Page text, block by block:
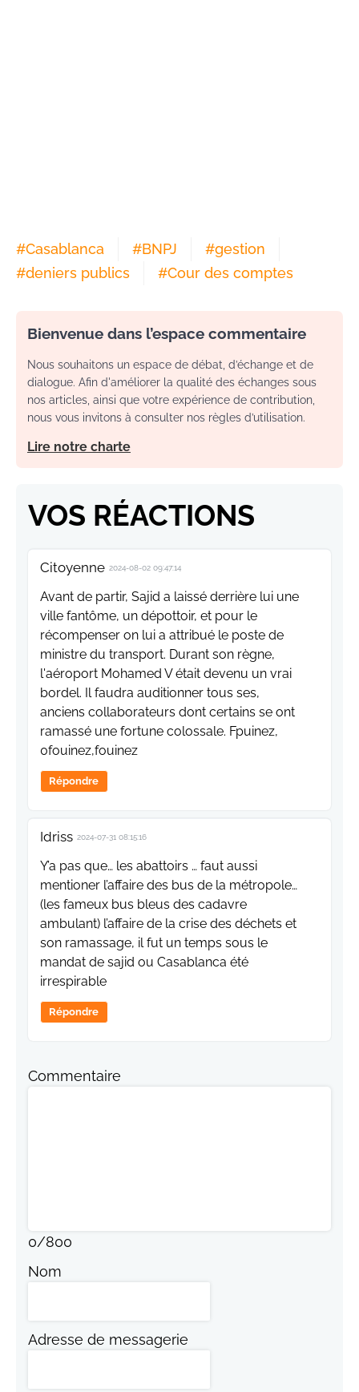
#Casablanca #BNPJ #gestion
#deniers publics #Cour des comptes
Bienvenue dans l’espace commentaire
Nous souhaitons un espace de débat, d’échange et de
dialogue. Afin d'améliorer la qualité des échanges sous
nos articles, ainsi que votre expérience de contribution,
nous vous invitons à consulter nos règles d’utilisation.
Lire notre charte
VOS RÉACTIONS
Citoyenne 2024-08-02 09:47:14
Avant de partir, Sajid a laissé derrière lui une
ville fantôme, un dépottoir, et pour le
récompenser on lui a attribué le poste de
ministre du transport. Durant son règne,
l'aéroport Mohamed V était devenu un vrai
bordel. Il faudra auditionner tous ses,
anciens collaborateurs dont certains se ont
ramassé une fortune colossale. Fpuinez,
0fouinez,fouinez
Répondre
Idriss 2024-07-31 08:15:16
Y’a pas que… les abattoirs … faut aussi
mentioner l’affaire des bus de la métropole…
(les fameux bus bleus des cadavre
ambulant) l’affaire de la crise des déchets et
son ramassage, il fut un temps sous le
mandat de sajid ou Casablanca été
irrespirable
Répondre
Commentaire
0/800
Nom
Adresse de messagerie